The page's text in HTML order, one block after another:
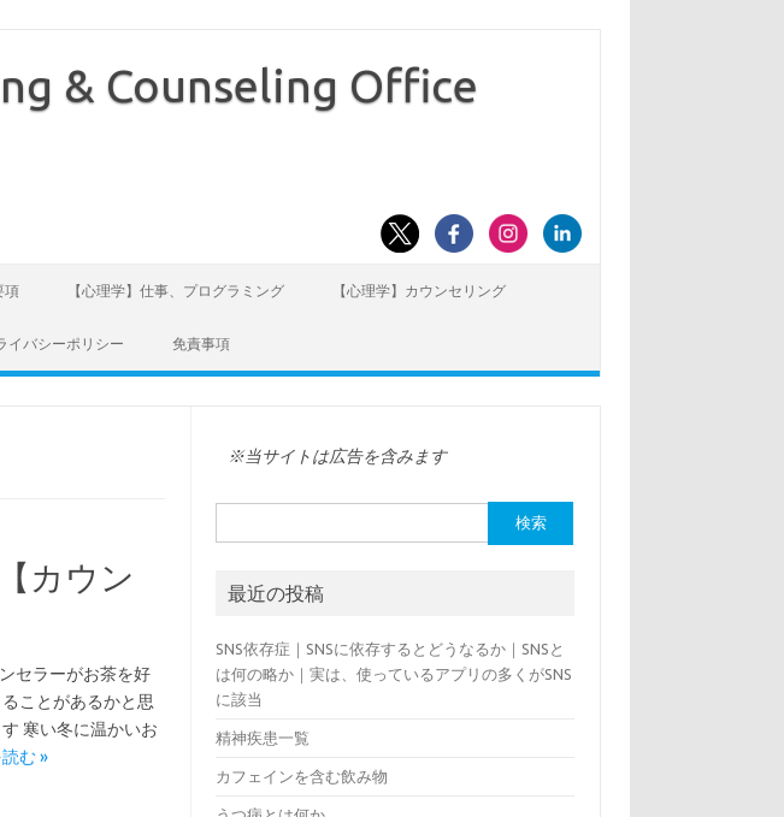
& Counseling Office
項 【心理学】仕事、プログラミング 【心理学】カウンセリング
イバシーポリシー 免責事項
カウン
セラーがお茶を好
ことがあるかと思
寒い冬に温かいお
む »
※当サイトは広告を含みます
索:
最近の投稿
SNS依存症｜SNSに依存するとどうなるか｜SNSと
は何の略か｜実は、使っているアプリの多くがSNS
に該当
精神疾患一覧
カフェインを含む飲み物